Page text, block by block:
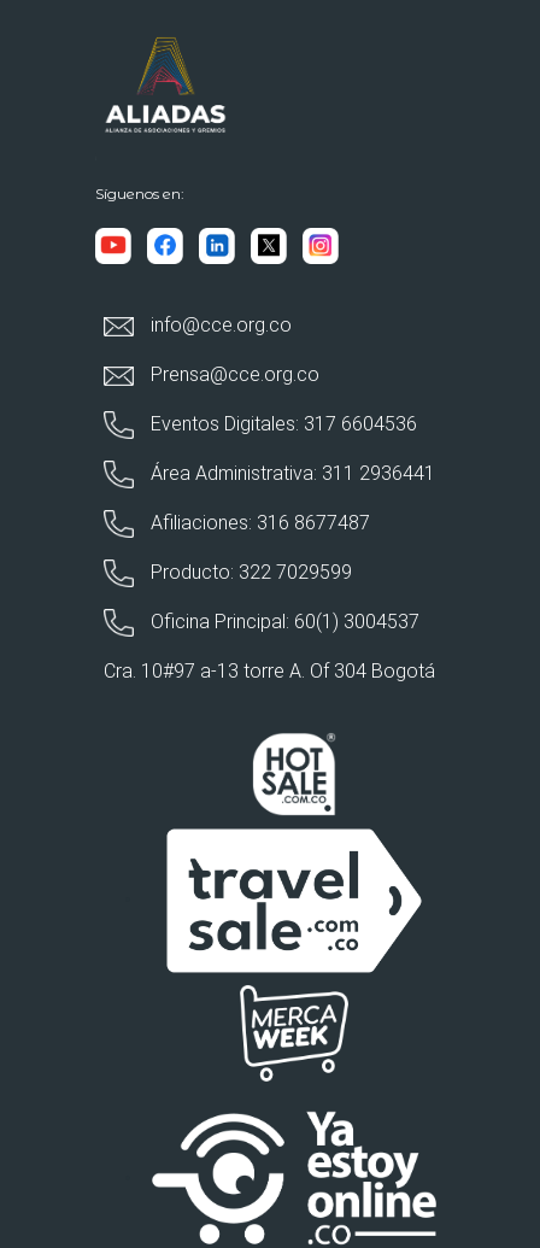
Síguenos en:
info@cce.org.co
Prensa@cce.org.co
Eventos Digitales: 317 6604536
Área Administrativa: 311 2936441
Afiliaciones: 316 8677487
Producto: 322 7029599
Oficina Principal: 60(1) 3004537
Cra. 10#97 a-13 torre A. Of 304 Bogotá